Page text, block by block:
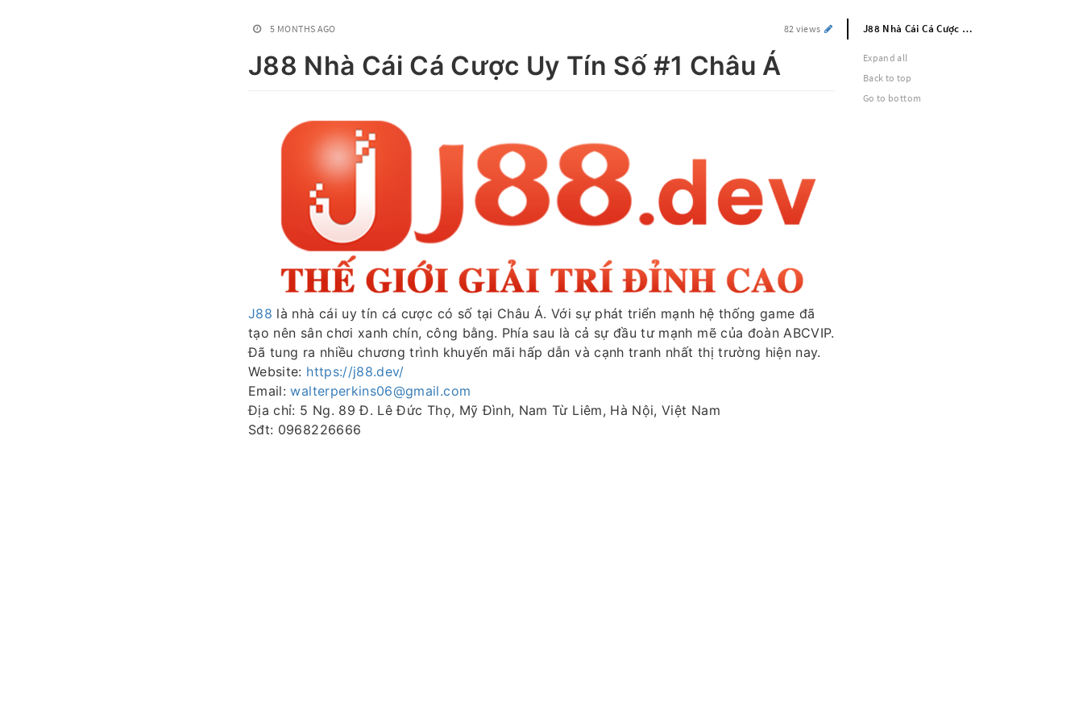
5 MONTHS AGO 82 views
J88 Nhà Cái Cá Cược Uy Tín Số #1 Châu Á
J88 là nhà cái uy tín cá cược có số tại Châu Á. Với sự phát triển mạnh hệ thống game đã
tạo nên sân chơi xanh chín, công bằng. Phía sau là cả sự đầu tư mạnh mẽ của đoàn ABCVIP.
Đã tung ra nhiều chương trình khuyến mãi hấp dẫn và cạnh tranh nhất thị trường hiện nay.
Website: https://j88.dev/
Email:walterperkins06@gmail.com
Địa chỉ: 5 Ng. 89 Đ. Lê Đức Thọ, Mỹ Đình, Nam Từ Liêm, Hà Nội, Việt Nam
Sđt: 0968226666
J88 Nhà Cái Cá Cược Uy Tín Số #1 Châu Á
Expand all
Back to top
Go to bottom